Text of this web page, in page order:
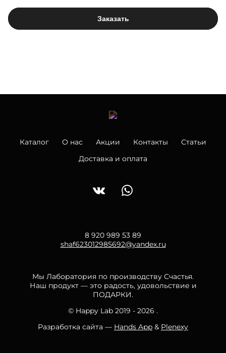
Заказать
Каталог О нас Акции Контакты
Статьи
Доставка и оплата
8 920 989 53 89
shaf623012985692@yandex.ru
Мы Лаборатория по производству Счастья.
Наш продукт — это радость, удовольствие и
ПОДАРКИ.
© Happy Lab 2019 - 2026 .
Разработка сайта — Hands App & Plenexy